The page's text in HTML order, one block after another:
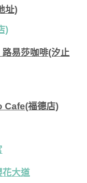
址)
)
易莎咖啡(汐止
Cafe(福德店)
花大道